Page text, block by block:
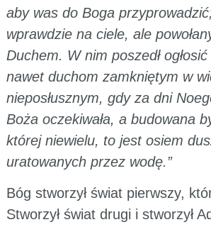
aby was do Boga
wprawdzie na ciele, ale
Duchem. W nim poszedł
nawet duchom zamkniętym w
nieposłusznym, gdy za dni
Boża oczekiwała, a budowana
której niewielu, to jest osiem
uratowanych przez wodę.”
Bóg stworzył świat pierwszy,
Stworzył świat drugi i stworzył